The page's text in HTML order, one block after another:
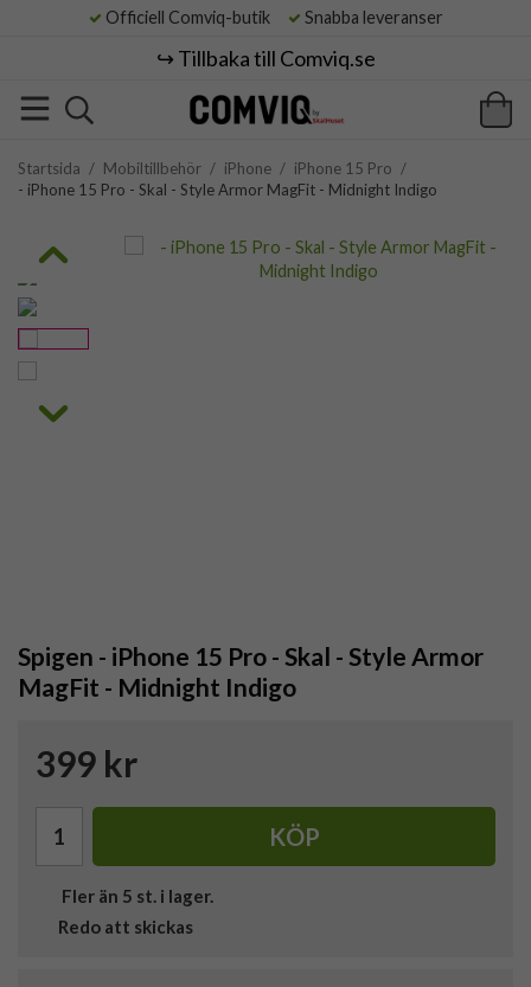
Officiell Comviq-butik Snabba leveranser
↪️ Tillbaka till Comviq.se
Startsida / Mobiltillbehör / iPhone / iPhone 15 Pro /
- iPhone 15 Pro - Skal - Style Armor MagFit - Midnight Indigo
Spigen - iPhone 15 Pro - Skal - Style Armor
MagFit - Midnight Indigo
399 kr
KÖP
Fler än 5 st. i lager.
Redo att skickas